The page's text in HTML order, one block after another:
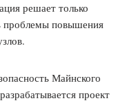
решает только
проблемы повышения
Майнского
проект